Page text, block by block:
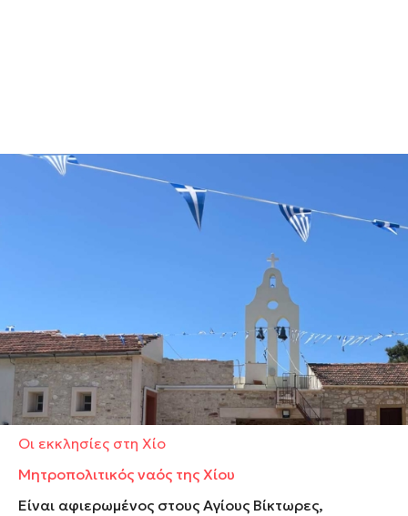
είναι ένα νησί το οποίο κατά τη βυζαντινή
περίοδο έως την τελική κατάληψή της από τους
αιώνα και χάρη στη
γεωγραφική της θέση αναπτύχθηκε όχι μόνο
οικονομικά αλλά και πολιτιστικά. Σε ολόκληρο το
νησί βρίσκονται διάσπαρτες, οι περισσότερες
καλοδιατηρημένες, εκκλησίες και μονές ιδιαίτερης
βυζαντινής αρχιτεκτονικής. Μερικές από τις πιο
ιστορικές αναφέρονται στη συνέχεια.
Οι εκκλησίες στη Χίο
Μητροπολιτικός ναός της Χίου
Είναι αφιερωμένος στους Αγίους Βίκτωρες,